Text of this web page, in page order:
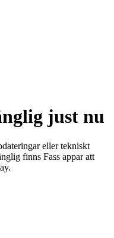
just nu
eller tekniskt
finns Fass appar att